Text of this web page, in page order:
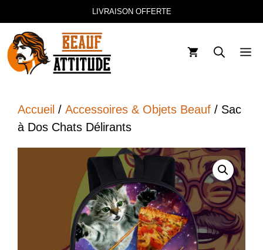
au
contenu
LIVRAISON OFFERTE
Accueil / Accessoires & Objets Beauf / Sac
à Dos Chats Délirants